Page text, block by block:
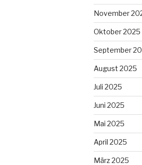
November
Oktober 2025
September
August 2025
Juli 2025
Juni 2025
Mai 2025
April 2025
März 2025